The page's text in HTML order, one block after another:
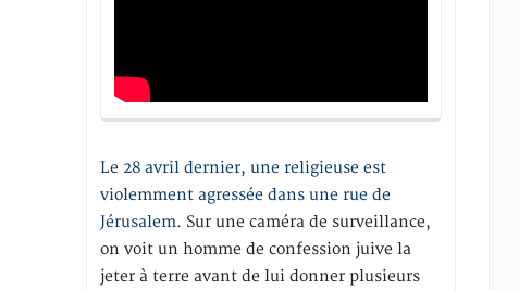
Le 28 avril dernier, une religieuse est
violemment agressée dans une rue de
Jérusalem. Sur une caméra de surveillance,
on voit un homme de confession juive la
jeter à terre avant de lui donner plusieurs